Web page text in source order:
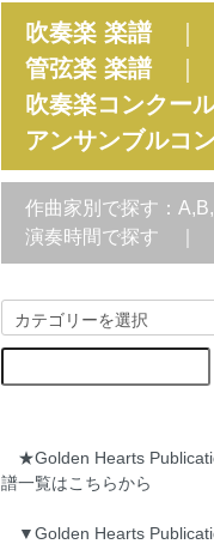
吹奏楽 楽譜｜
管弦楽 楽譜｜
吹奏楽コンクー
アンサンブルコ
作曲家別で探す：
演奏時間で探す
★Golden Hearts
譜一覧はこちらから
▼Golden Hearts